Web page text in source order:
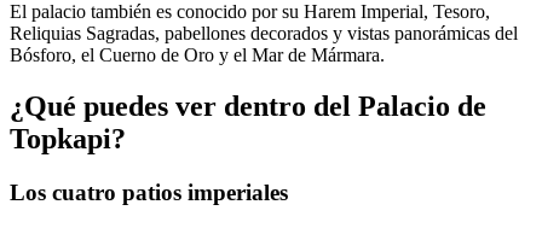
El palacio también es conocido por su Harem Imperial, Tesoro,
Reliquias Sagradas, pabellones decorados y vistas panorámicas del
Bósforo, el Cuerno de Oro y el Mar de Mármara.
¿Qué puedes ver dentro del Palacio de
Topkapi?
Los cuatro patios imperiales